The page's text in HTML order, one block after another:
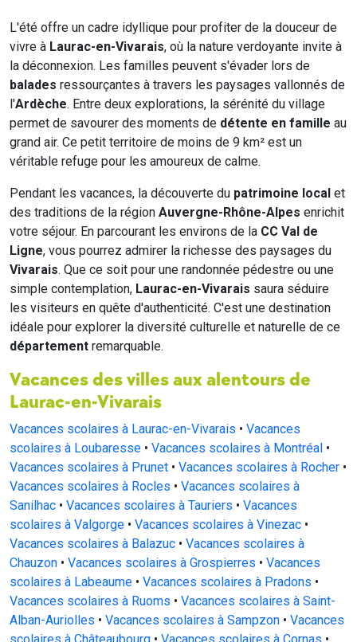
L'été offre un cadre idyllique pour profiter de la douceur de
vivre à Laurac-en-Vivarais, où la nature verdoyante invite à
la déconnexion. Les familles peuvent s'évader lors de
balades ressourçantes à travers les paysages vallonnés de
l'Ardèche. Entre deux explorations, la sérénité du village
permet de savourer des moments de détente en famille au
grand air. Ce petit territoire de moins de 9 km² est un
véritable refuge pour les amoureux de calme.
Pendant les vacances, la découverte du patrimoine local et
des traditions de la région Auvergne-Rhône-Alpes enrichit
votre séjour. En parcourant les environs de la CC Val de
Ligne, vous pourrez admirer la richesse des paysages du
Vivarais. Que ce soit pour une randonnée pédestre ou une
simple contemplation, Laurac-en-Vivarais saura séduire
les visiteurs en quête d'authenticité. C'est une destination
idéale pour explorer la diversité culturelle et naturelle de ce
département remarquable.
Vacances des villes aux alentours de
Laurac-en-Vivarais
Vacances scolaires à Laurac-en-Vivarais • Vacances
scolaires à Loubaresse • Vacances scolaires à Montréal •
Vacances scolaires à Prunet • Vacances scolaires à Rocher •
Vacances scolaires à Rocles • Vacances scolaires à
Sanilhac • Vacances scolaires à Tauriers • Vacances
scolaires à Valgorge • Vacances scolaires à Vinezac •
Vacances scolaires à Balazuc • Vacances scolaires à
Chauzon • Vacances scolaires à Grospierres • Vacances
scolaires à Labeaume • Vacances scolaires à Pradons •
Vacances scolaires à Ruoms • Vacances scolaires à Saint-
Alban-Auriolles • Vacances scolaires à Sampzon • Vacances